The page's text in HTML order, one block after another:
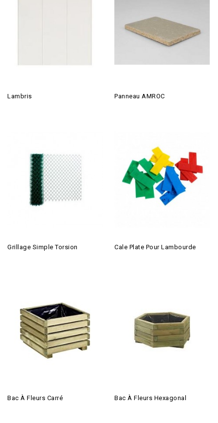
Lambris Panneau AMROC
Grillage Simple Torsion Cale Plate Pour Lambourde
Bac À Fleurs Carré Bac À Fleurs Hexagonal